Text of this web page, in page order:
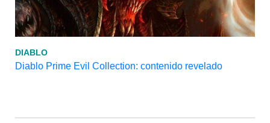
DIABLO
Diablo Prime Evil Collection: contenido revelado